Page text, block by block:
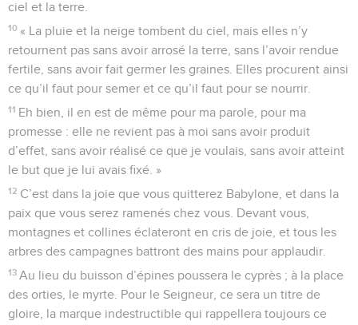
ciel et la terre.
10 « La pluie et la neige tombent du ciel, mais elles n’y
retournent pas sans avoir arrosé la terre, sans l’avoir rendue
fertile, sans avoir fait germer les graines. Elles procurent ainsi
ce qu’il faut pour semer et ce qu’il faut pour se nourrir.
11 Eh bien, il en est de même pour ma parole, pour ma
promesse : elle ne revient pas à moi sans avoir produit
d’effet, sans avoir réalisé ce que je voulais, sans avoir atteint
le but que je lui avais fixé. »
12 C’est dans la joie que vous quitterez Babylone, et dans la
paix que vous serez ramenés chez vous. Devant vous,
montagnes et collines éclateront en cris de joie, et tous les
arbres des campagnes battront des mains pour applaudir.
13 Au lieu du buisson d’épines poussera le cyprès ; à la place
des orties, le myrte. Pour le Seigneur, ce sera un titre de
gloire, la marque indestructible qui rappellera toujours ce